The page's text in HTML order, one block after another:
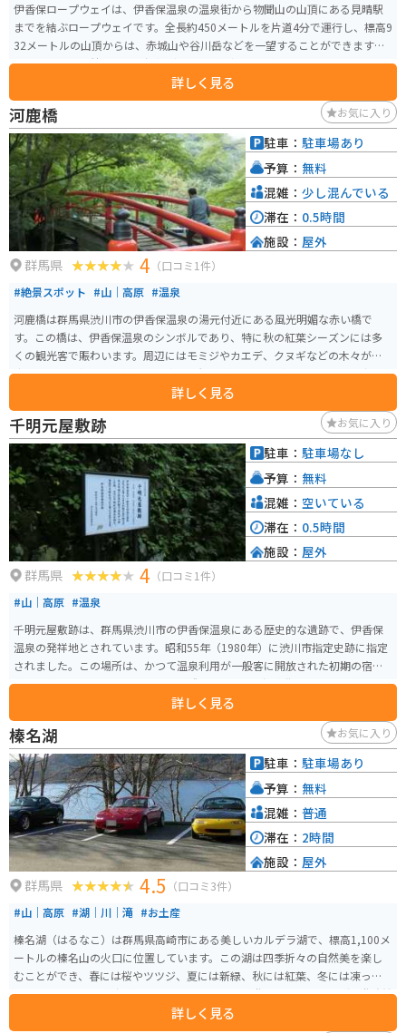
伊香保ロープウェイは、伊香保温泉の温泉街から物聞山の山頂にある見晴駅
までを結ぶロープウェイです。全長約450メートルを片道4分で運行し、標高9
32メートルの山頂からは、赤城山や谷川岳などを一望することができます。
ロープウェイの麓には「不如帰（ほととぎす）駅」があり、山頂には「見晴
駅」があります。展望台からは伊香保温泉街が一望でき、天気の良い日には群
馬の山々の美しい景色も楽しめます。
詳しく見る
河鹿橋 お気に入り
群馬県 4 （口コミ1件）
#絶景スポット #山｜高原 #温泉
河鹿橋は群馬県渋川市の伊香保温泉の湯元付近にある風光明媚な赤い橋で
す。この橋は、伊香保温泉のシンボルであり、特に秋の紅葉シーズンには多
くの観光客で賑わいます。周辺にはモミジやカエデ、クヌギなどの木々が自
生しており、紅葉の季節には見事な景観を楽しむことができます。特に夜に
は紅葉がライトアップされ、幻想的な風景が広がります。春の新緑も美し
く、四季折々の自然の変化を楽しむことができるため、年間を通じて訪れる
価値があります。伊香保温泉の散策と共に河鹿橋での自然美を堪能するのが
おすすめです。
詳しく見る
駐車： 駐車場あり
予算： 無料
混雑： 少し混んでいる
滞在： 0.5時間
施設： 屋外
千明元屋敷跡 お気に入り
群馬県 4 （口コミ1件）
#山｜高原 #温泉
千明元屋敷跡は、群馬県渋川市の伊香保温泉にある歴史的な遺跡で、伊香保
温泉の発祥地とされています。昭和55年（1980年）に渋川市指定史跡に指定
されました。この場所は、かつて温泉利用が一般客に開放された初期の宿泊
施設の跡地であり、現在でも石垣が残っています。温泉街からはやや離れた
場所に位置しているため、静かに歴史を感じることができます。周辺には紅
葉が美しい河鹿橋があり、四季折々の自然の美しさを楽しむことができま
す。
詳しく見る
駐車： 駐車場なし
予算： 無料
混雑： 空いている
滞在： 0.5時間
施設： 屋外
榛名湖 お気に入り
群馬県 4.5 （口コミ3件）
#山｜高原 #湖｜川｜滝 #お土産
榛名湖（はるなこ）は群馬県高崎市にある美しいカルデラ湖で、標高1,100メ
ートルの榛名山の火口に位置しています。この湖は四季折々の自然美を楽し
むことができ、春には桜やツツジ、夏には新緑、秋には紅葉、冬には凍った
湖面といった風景が広がります。湖畔ではボート遊びやサイクリング、遊覧船
での湖上散策が楽しめ、冬にはワカサギ釣りも人気です。特に紅葉シーズン
詳しく見る
駐車： 駐車場あり
予算： 無料
混雑： 普通
滞在： 2時間
施設： 屋外